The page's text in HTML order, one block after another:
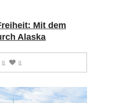
Mit dem
Alaska
0 0